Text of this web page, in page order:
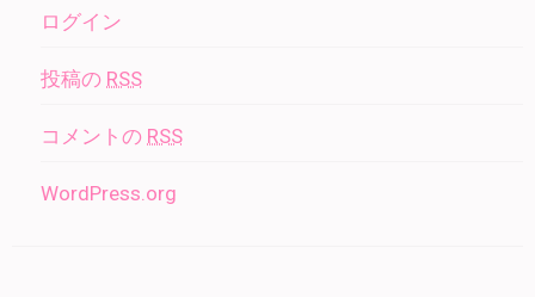
ログイン
投稿の RSS
コメントの RSS
WordPress.org